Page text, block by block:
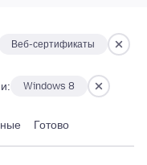
Веб-сертификаты
Windows 8
Готово